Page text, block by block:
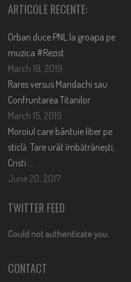
ARTICOLE RECENTE:
Orban duce PNL la groapa pe
muzica #Rezist
March 19, 2019
Rares versus Mandachi sau
Confruntarea Titanilor
March 15, 2019
Moroiul care bântuie liber pe
sticlă. Tare urât îmbătrânești,
Cristi….
June 20, 2017
TWITTER FEED
Could not authenticate you.
CONTACT